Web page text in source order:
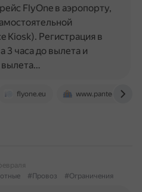
flyone.eu www.panteon.ru
FlyOne в аэропорту,
Kiosk). Регистрация в
3 часа до вылета и
вылета…
#Провоз #Ограничения